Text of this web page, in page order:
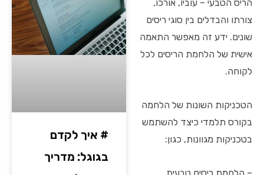
הריס הטבעי – עוביו, אורכו,
צורתו והבדלים בין סוגי ריסים
שונים. ידע זה מאפשר התאמה
אישית של הלחמת הריסים לכל
לקוחה.
הטכניקות השונות של הלחמה
בקורס תלמדי כיצד להשתמש
בטכניקות מגוונות, כגון:
# איך לקדם
בגוגל: מדריך